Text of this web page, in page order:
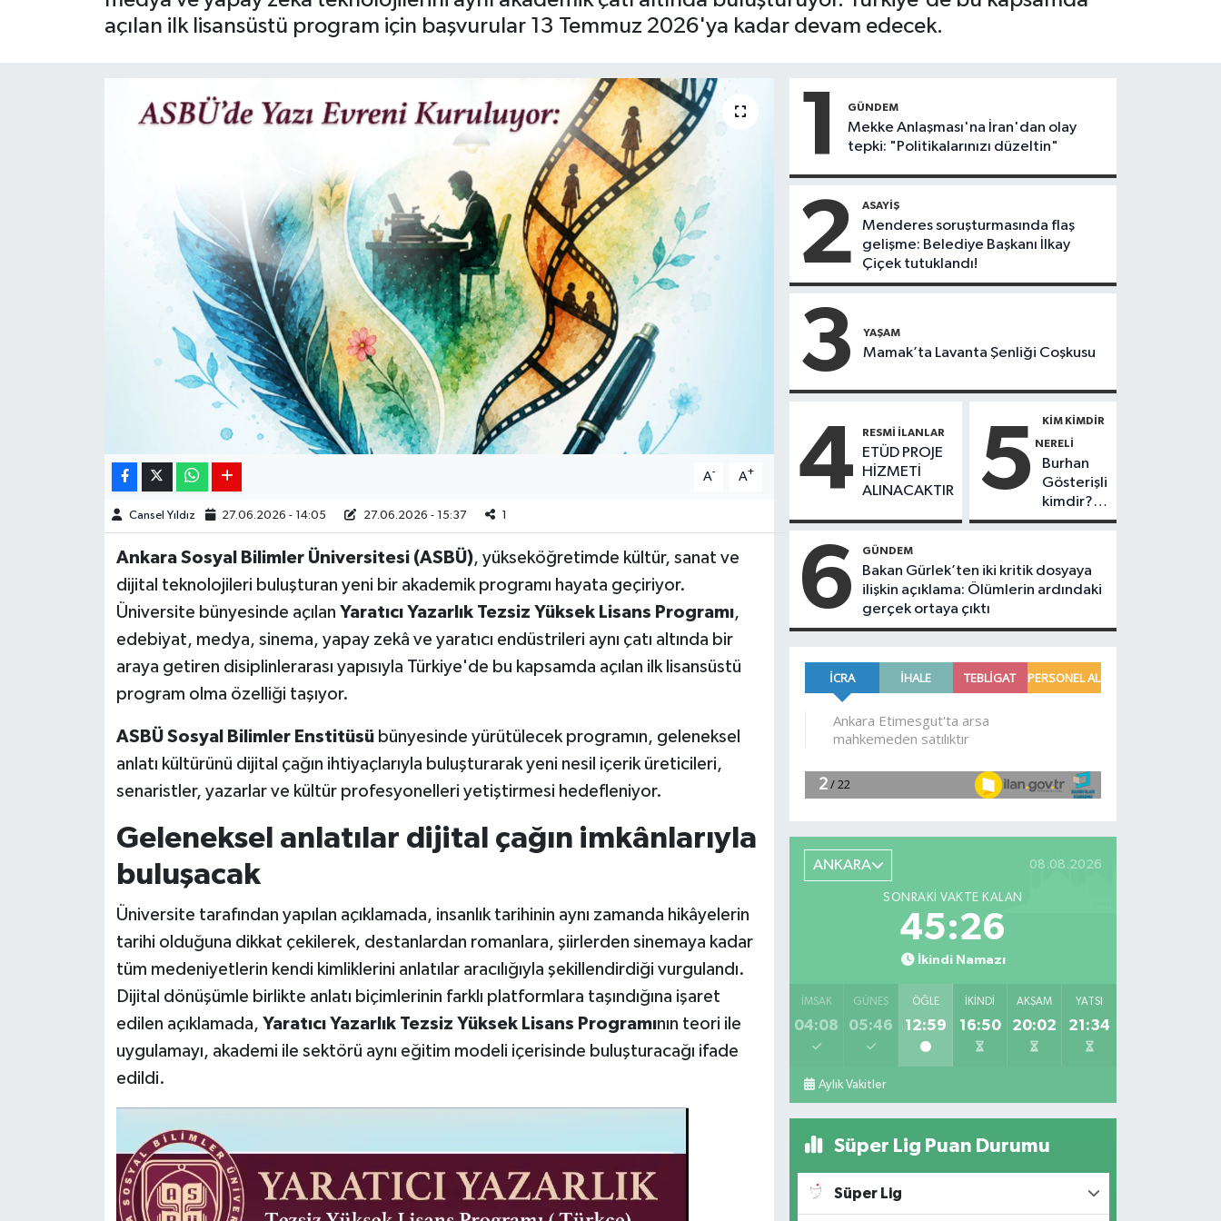
açılan ilk lisansüstü program için başvurular 13 Temmuz 2026'ya kadar devam edecek.
A- A+
Cansel Yıldız 27.06.2026 - 14:05 27.06.2026 - 15:37
Ankara Sosyal Bilimler Üniversitesi (ASBÜ), yükseköğretimde kültür, sanat ve
dijital teknolojileri buluşturan yeni bir akademik programı hayata geçiriyor.
Üniversite bünyesinde açılan Yaratıcı Yazarlık Tezsiz Yüksek Lisans Programı,
edebiyat, medya, sinema, yapay zekâ ve yaratıcı endüstrileri aynı çatı altında bir
araya getiren disiplinlerarası yapısıyla Türkiye'de bu kapsamda açılan ilk lisansüstü
program olma özelliği taşıyor.
ASBÜ Sosyal Bilimler Enstitüsübünyesinde yürütülecek programın, geleneksel
anlatı kültürünü dijital çağın ihtiyaçlarıyla buluşturarak yeni nesil içerik üreticileri,
senaristler, yazarlar ve kültür profesyonelleri yetiştirmesi hedefleniyor.
Geleneksel anlatılar dijital çağın imkânlarıyla
buluşacak
Üniversite tarafından yapılan açıklamada, insanlık tarihinin aynı zamanda hikâyelerin
tarihi olduğuna dikkat çekilerek, destanlardan romanlara, şiirlerden sinemaya kadar
tüm medeniyetlerin kendi kimliklerini anlatılar aracılığıyla şekillendirdiği vurgulandı.
Dijital dönüşümle birlikte anlatı biçimlerinin farklı platformlara taşındığına işaret
edilen açıklamada, Yaratıcı Yazarlık Tezsiz Yüksek Lisans Programının teori ile
uygulamayı, akademi ile sektörü aynı eğitim modeli içerisinde buluşturacağı ifade
edildi.
1 GÜNDEM
Mekke Anlaşması'na İran'dan olay
tepki: "Politikalarınızı düzeltin"
2 ASAYIŞ
Menderes soruşturmasında flaş
gelişme: Belediye Başkanı İlkay
Çiçek tutuklandı!
3 YAŞAM
Mamak’ta Lavanta Şenliği Coşkusu
4 RESMI İLANLAR
ETÜD PROJE
HİZMETİ
ALINACAKTIR
5 KIM KIMDIR
NERELI
Burhan
Gösterişli
kimdir?
Burhan
yapar?
Burhan
Düzce
6 GÜNDEM
Bakan Gürlek’ten iki kritik dosyaya
ilişkin açıklama: Ölümlerin ardındaki
gerçek ortaya çıktı
ANKARA 08.08.2026
SONRAKI VAKTE KALAN
45:25
İkindi Namazı
İMSAK
04:08
GÜNEŞ
05:46
ÖĞLE
12:59
İKINDI
16:50
AKŞAM
20:02
YATSI
21:34
Aylık Vakitler
Süper Lig Puan Durumu
Süper Lig